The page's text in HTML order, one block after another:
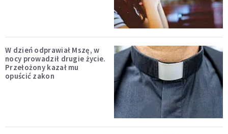
W dzień odprawiał Mszę, w
nocy prowadził drugie życie.
Przełożony kazał mu
opuścić zakon